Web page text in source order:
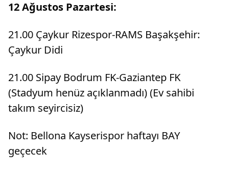
12 Ağustos Pazartesi:
21.00 Çaykur Rizespor-RAMS Başakşehir:
Çaykur Didi
21.00 Sipay Bodrum FK-Gaziantep FK
(Stadyum henüz açıklanmadı) (Ev sahibi
takım seyircisiz)
Not: Bellona Kayserispor haftayı BAY
geçecek